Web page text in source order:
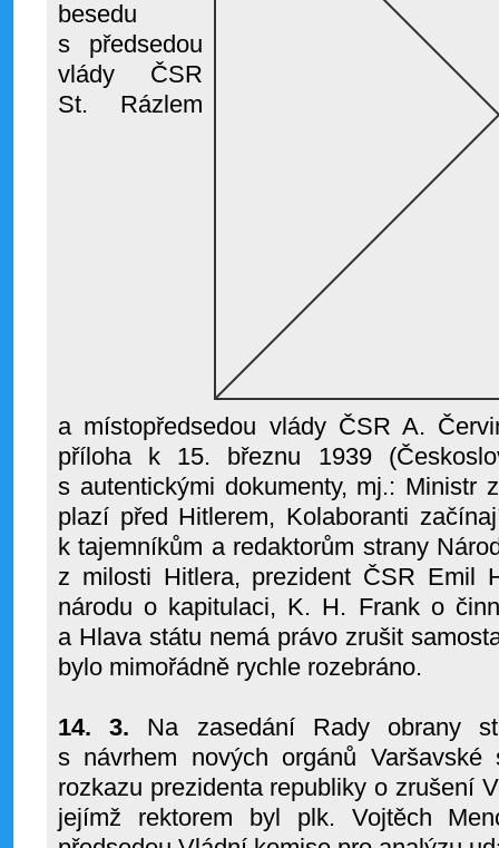
besedu
s předsedou
vlády ČSR
St. Rázlem
a místopředsedou vlády ČSR A.
příloha k 15. březnu 1939
s autentickými dokumenty, mj.: Ministr
plazí před Hitlerem, Kolaboranti
k tajemníkům a redaktorům strany
z milosti Hitlera, prezident ČSR Emil
národu o kapitulaci, K. H. Frank o
a Hlava státu nemá právo zrušit
bylo mimořádně rychle rozebráno.
14. 3. Na zasedání Rady obrany
s návrhem nových orgánů
rozkazu prezidenta republiky o zrušení
jejímž rektorem byl plk. Vojtěch